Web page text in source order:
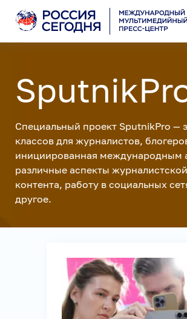
Специальный проект SputnikPro —
классов для журналистов,
инициированная международным
различные аспекты
контента, работу в социальных
другое.